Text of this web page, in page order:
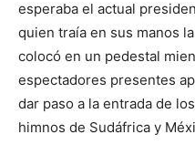
esperaba el actual
quien traía en sus manos
colocó en un pedestal
espectadores presentes
dar paso a la entrada de
himnos de Sudáfrica y